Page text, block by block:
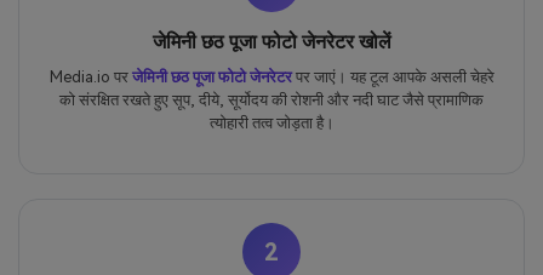
जेमिनी छठ पूजा फोटो जेनरेटर खोलें
Media.io पर जेमिनी छठ पूजा फोटो जेनरेटरपर जाएं। यह टूल आपके असली चेहरे
को संरक्षित रखते हुए सूप, दीये, सूर्योदय की रोशनी और नदी घाट जैसे प्रामाणिक
त्योहारी तत्व जोड़ता है।
2